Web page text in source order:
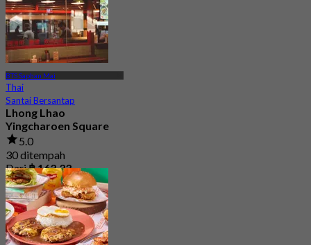
BTS Saphan Mai
Thai
Santai Bersantap
Lhong Lhao
Yingcharoen Square
5.0
30 ditempah
Dari฿ 163.33